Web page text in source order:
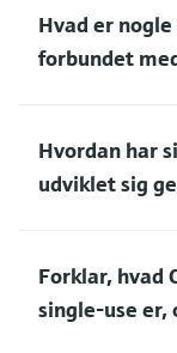
Hvad er
forbundet
Hvordan har
udviklet sig
Forklar, hvad
single-use er,